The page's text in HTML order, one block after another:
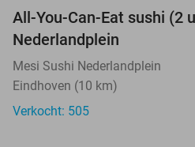
All-You-Can-Eat sushi (2
Nederlandplein
Mesi Sushi Nederlandplein
Eindhoven (10 km)
Verkocht: 505